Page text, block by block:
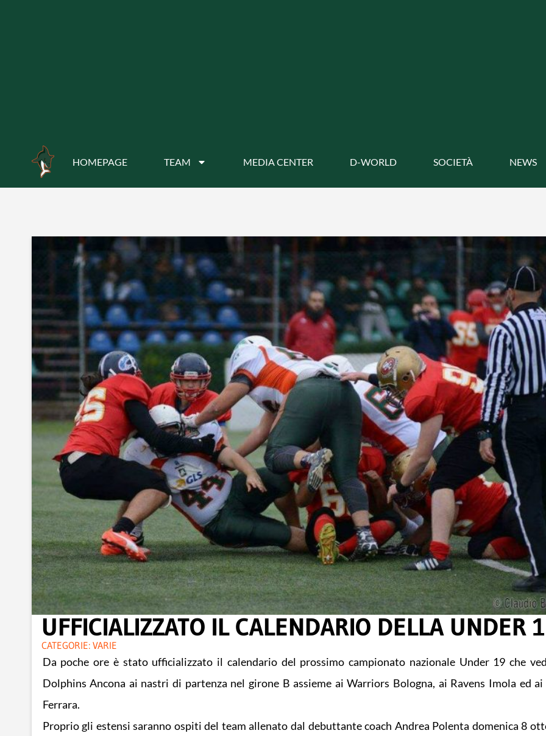
HOMEPAGE TEAM MEDIA CENTER D-WORLD SOCIETÀ NEWS
UFFICIALIZZATO IL CALENDARIO DELLA UNDER
CATEGORIE: VARIE
Da poche ore è stato ufficializzato il calendario del prossimo campionato nazionale Under 19 che
Dolphins Ancona ai nastri di partenza nel girone B assieme ai Warriors Bologna, ai Ravens Imola ed
Ferrara.
Proprio gli estensi saranno ospiti del team allenato dal debuttante coach Andrea Polenta domenica 8